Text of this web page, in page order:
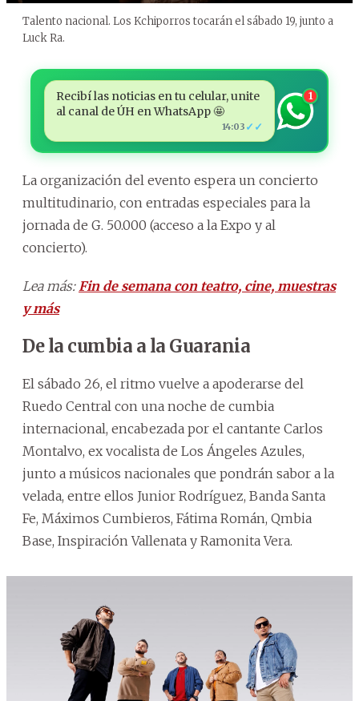
Talento nacional. Los Kchiporros tocarán el sábado 19, junto a
Luck Ra.
Recibí las noticias en tu celular, unite
al canal de ÚH en WhatsApp 🤩
14:03 ✓✓
1
La organización del evento espera un concierto
multitudinario, con entradas especiales para la
jornada de G. 50.000 (acceso a la Expo y al
concierto).
Lea más:Fin de semana con teatro, cine, muestras
y más
De la cumbia a la Guarania
El sábado 26, el ritmo vuelve a apoderarse del
Ruedo Central con una noche de cumbia
internacional, encabezada por el cantante Carlos
Montalvo, ex vocalista de Los Ángeles Azules,
junto a músicos nacionales que pondrán sabor a la
velada, entre ellos Junior Rodríguez, Banda Santa
Fe, Máximos Cumbieros, Fátima Román, Qmbia
Base, Inspiración Vallenata y Ramonita Vera.